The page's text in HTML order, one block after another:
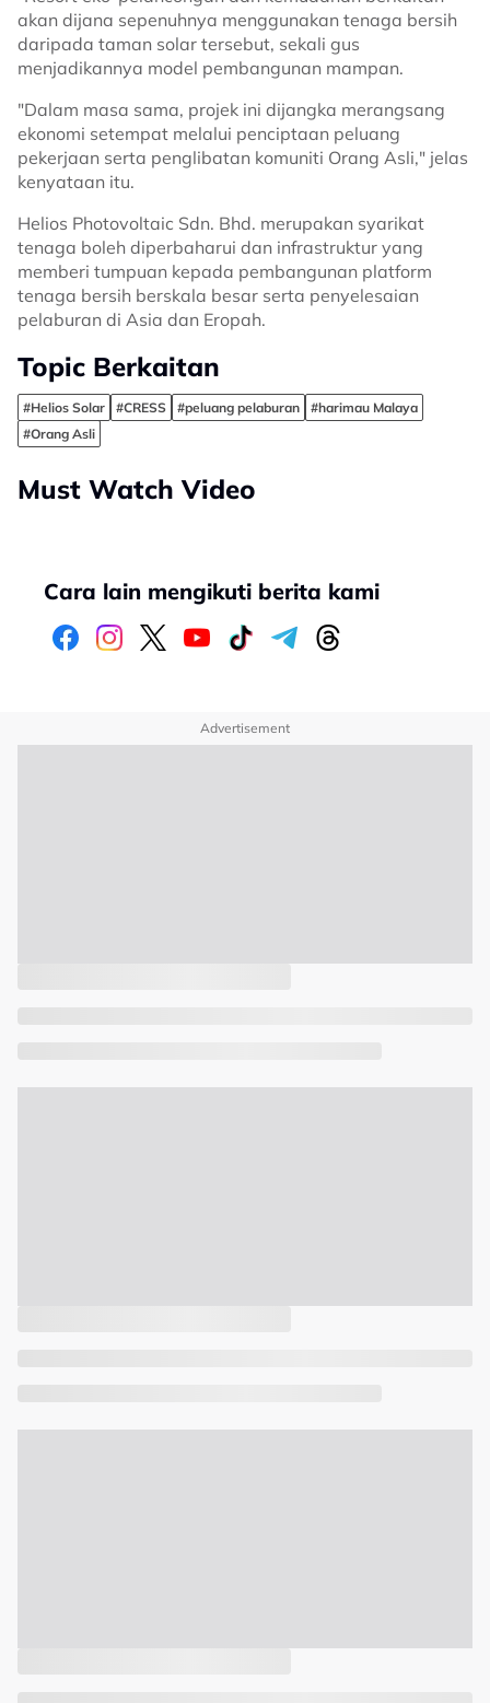
akan dijana sepenuhnya menggunakan tenaga bersih
daripada taman solar tersebut, sekali gus
menjadikannya model pembangunan mampan.
"Dalam masa sama, projek ini dijangka merangsang
ekonomi setempat melalui penciptaan peluang
pekerjaan serta penglibatan komuniti Orang Asli," jelas
kenyataan itu.
Helios Photovoltaic Sdn. Bhd. merupakan syarikat
tenaga boleh diperbaharui dan infrastruktur yang
memberi tumpuan kepada pembangunan platform
tenaga bersih berskala besar serta penyelesaian
pelaburan di Asia dan Eropah.
Topic Berkaitan
#Helios Solar #CRESS #peluang pelaburan
#harimau Malaya
#Orang Asli
Must Watch Video
Cara lain mengikuti berita kami
Advertisement